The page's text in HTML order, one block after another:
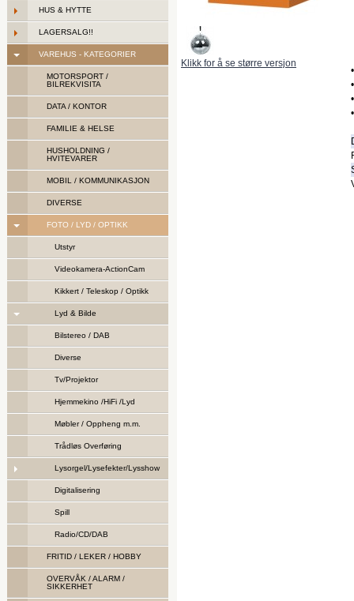
HUS & HYTTE
LAGERSALG!!
VAREHUS - KATEGORIER
MOTORSPORT /
BILREKVISITA
DATA / KONTOR
FAMILIE & HELSE
HUSHOLDNING /
HVITEVARER
MOBIL / KOMMUNIKASJON
DIVERSE
FOTO / LYD / OPTIKK
Utstyr
Videokamera-ActionCam
Kikkert / Teleskop / Optikk
Lyd & Bilde
Bilstereo / DAB
Diverse
Tv/Projektor
Hjemmekino /HiFi /Lyd
Møbler / Oppheng m.m.
Trådløs Overføring
Lysorgel/Lysefekter/Lysshow
Digitalisering
Spill
Radio/CD/DAB
FRITID / LEKER / HOBBY
OVERVÅK / ALARM /
SIKKERHET
Klikk for å se større versjon